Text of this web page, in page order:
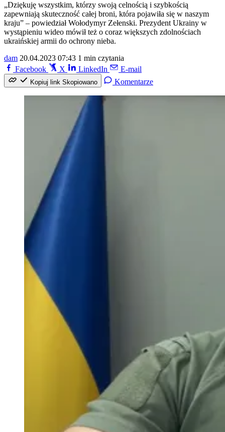
„Dziękuję wszystkim, którzy swoją celnością i szybkością
zapewniają skuteczność całej broni, która pojawiła się w naszym
kraju” – powiedział Wołodymyr Zełenski. Prezydent Ukrainy w
wystąpieniu wideo mówił też o coraz większych zdolnościach
ukraińskiej armii do ochrony nieba.
dam 20.04.2023 07:43 1 min czytania
Facebook
X LinkedIn E-mail
Kopiuj link Skopiowano Komentarze